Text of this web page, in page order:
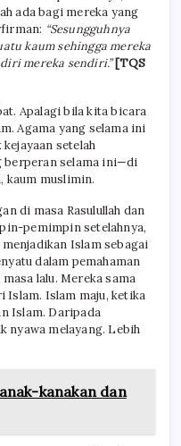
ada bagi mereka yang
“Sesungguhnya
kaum sehingga mereka
mereka sendiri.”[TQS
Apalagi bila kita bicara
Agama yang selama ini
setelah
berperan selama ini—di
kaum muslimin.
di masa Rasulullah dan
pemimpin setelahnya,
Islam sebagai
dalam pemahaman
lalu. Mereka sama
Islam. Islam maju, ketika
Islam. Daripada
nyawa mela­yang. Lebih
kanakan dan